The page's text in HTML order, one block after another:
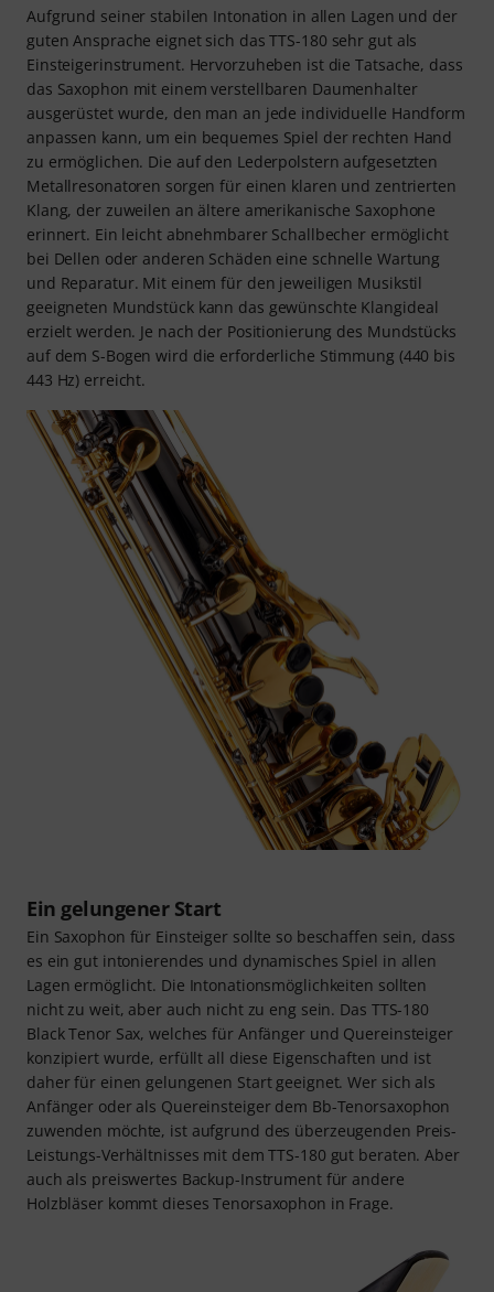
Aufgrund seiner stabilen Intonation in allen Lagen und der
guten Ansprache eignet sich das TTS-180 sehr gut als
Einsteigerinstrument. Hervorzuheben ist die Tatsache, dass
das Saxophon mit einem verstellbaren Daumenhalter
ausgerüstet wurde, den man an jede individuelle Handform
anpassen kann, um ein bequemes Spiel der rechten Hand
zu ermöglichen. Die auf den Lederpolstern aufgesetzten
Metallresonatoren sorgen für einen klaren und zentrierten
Klang, der zuweilen an ältere amerikanische Saxophone
erinnert. Ein leicht abnehmbarer Schallbecher ermöglicht
bei Dellen oder anderen Schäden eine schnelle Wartung
und Reparatur. Mit einem für den jeweiligen Musikstil
geeigneten Mundstück kann das gewünschte Klangideal
erzielt werden. Je nach der Positionierung des Mundstücks
auf dem S-Bogen wird die erforderliche Stimmung (440 bis
443 Hz) erreicht.
Ein gelungener Start
Ein Saxophon für Einsteiger sollte so beschaffen sein, dass
es ein gut intonierendes und dynamisches Spiel in allen
Lagen ermöglicht. Die Intonationsmöglichkeiten sollten
nicht zu weit, aber auch nicht zu eng sein. Das TTS-180
Black Tenor Sax, welches für Anfänger und Quereinsteiger
konzipiert wurde, erfüllt all diese Eigenschaften und ist
daher für einen gelungenen Start geeignet. Wer sich als
Anfänger oder als Quereinsteiger dem Bb-Tenorsaxophon
zuwenden möchte, ist aufgrund des überzeugenden Preis-
Leistungs-Verhältnisses mit dem TTS-180 gut beraten. Aber
auch als preiswertes Backup-Instrument für andere
Holzbläser kommt dieses Tenorsaxophon in Frage.